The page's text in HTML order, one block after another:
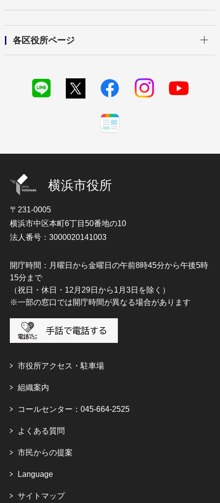
各区役所ページ
横浜市役所
〒231-0005
横浜市中区本町6丁目50番地の10
法人番号：3000020141003
開庁時間：月曜日から金曜日の午前8時45分から午後5時
15分まで
（祝日・休日・12月29日から1月3日を除く）
※一部の窓口では開庁時間が異なる場合があります
市役所アクセス・駐車場
組織案内
コールセンター：045-664-2525
よくある質問
市民からの提案
Language
サイトマップ